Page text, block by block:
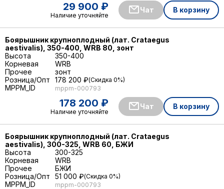
29 900 ₽
Наличие уточняйте
Чат В корзину
Боярышник крупноплодный (лат. Crataegus
aestivalis), 350-400, WRB 80, зонт
Высота
350-400
Корневая
WRB
Прочее
зонт
Розница/Опт
178 200 ₽ Скидка 0%
178 200 ₽
Наличие уточняйте
Чат В корзину
MPPM_ID mppm-000793
Боярышник крупноплодный (лат. Crataegus
aestivalis), 300-325, WRB 60, БЖИ
Высота
300-325
Корневая
WRB
Прочее
БЖИ
Розница/Опт
51 000 ₽ Скидка 0%
MPPM_ID mppm-000793